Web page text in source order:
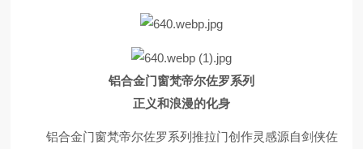
铝合金门窗梵帝尔佐罗系列
正义和浪漫的化身
铝合金门窗梵帝尔佐罗系列推拉门创作灵感源自剑侠佐